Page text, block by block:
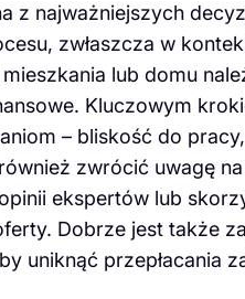
z najważniejszych
zwłaszcza w
lub domu
Kluczowym
– bliskość do
zwrócić uwagę
ekspertów lub
Dobrze jest także
uniknąć przepłacania